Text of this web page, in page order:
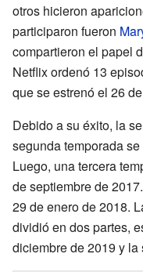
otros hicieron
participaron fueron
compartieron el papel
Netflix ordenó 13
que se estrenó el 26
Debido a su éxito, la
segunda temporada
Luego, una tercera
de septiembre de
29 de enero de 2018.
dividió en dos partes,
diciembre de 2019 y